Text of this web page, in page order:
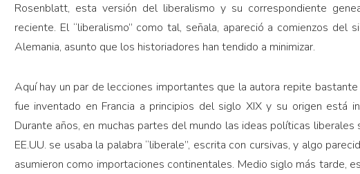
Rosenblatt, esta versión del liberalismo y su correspondiente
reciente. El “liberalismo” como tal, señala, apareció a comienzos del
Alemania, asunto que los historiadores han tendido a minimizar.
Aquí hay un par de lecciones importantes que la autora repite
fue inventado en Francia a principios del siglo XIX y su origen está
Durante años, en muchas partes del mundo las ideas políticas
EE.UU. se usaba la palabra “liberale”, escrita con cursivas, y algo
asumieron como importaciones continentales. Medio siglo más tarde,